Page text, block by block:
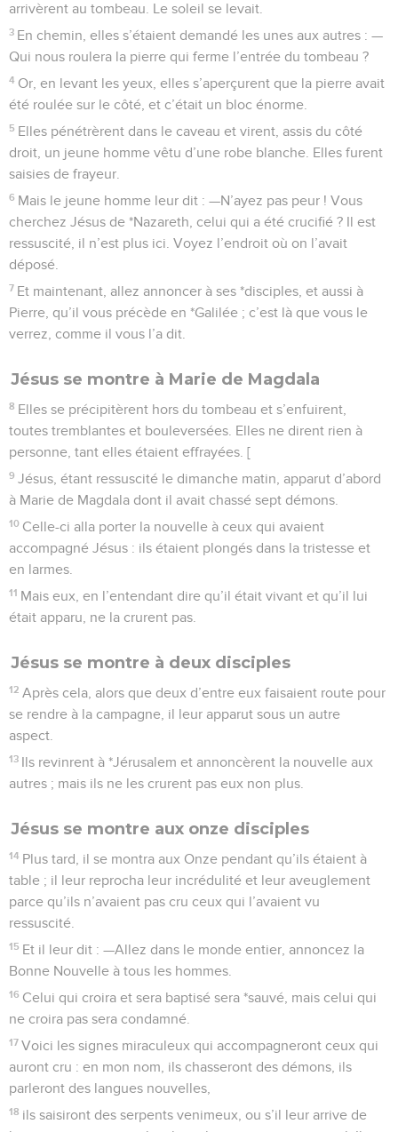
arrivèrent au tombeau. Le soleil se levait.
3 En chemin, elles s’étaient demandé les unes aux autres : —
Qui nous roulera la pierre qui ferme l’entrée du tombeau ?
4 Or, en levant les yeux, elles s’aperçurent que la pierre avait
été roulée sur le côté, et c’était un bloc énorme.
5 Elles pénétrèrent dans le caveau et virent, assis du côté
droit, un jeune homme vêtu d’une robe blanche. Elles furent
saisies de frayeur.
6 Mais le jeune homme leur dit : —N’ayez pas peur ! Vous
cherchez Jésus de *Nazareth, celui qui a été crucifié ? Il est
ressuscité, il n’est plus ici. Voyez l’endroit où on l’avait
déposé.
7 Et maintenant, allez annoncer à ses *disciples, et aussi à
Pierre, qu’il vous précède en *Galilée ; c’est là que vous le
verrez, comme il vous l’a dit.
Jésus se montre à Marie de Magdala
8 Elles se précipitèrent hors du tombeau et s’enfuirent,
toutes tremblantes et bouleversées. Elles ne dirent rien à
personne, tant elles étaient effrayées. [
9 Jésus, étant ressuscité le dimanche matin, apparut d’abord
à Marie de Magdala dont il avait chassé sept démons.
10 Celle-ci alla porter la nouvelle à ceux qui avaient
accompagné Jésus : ils étaient plongés dans la tristesse et
en larmes.
11 Mais eux, en l’entendant dire qu’il était vivant et qu’il lui
était apparu, ne la crurent pas.
Jésus se montre à deux disciples
12 Après cela, alors que deux d’entre eux faisaient route pour
se rendre à la campagne, il leur apparut sous un autre
aspect.
13 Ils revinrent à *Jérusalem et annoncèrent la nouvelle aux
autres ; mais ils ne les crurent pas eux non plus.
Jésus se montre aux onze disciples
14 Plus tard, il se montra aux Onze pendant qu’ils étaient à
table ; il leur reprocha leur incrédulité et leur aveuglement
parce qu’ils n’avaient pas cru ceux qui l’avaient vu
ressuscité.
15 Et il leur dit : —Allez dans le monde entier, annoncez la
Bonne Nouvelle à tous les hommes.
16 Celui qui croira et sera baptisé sera *sauvé, mais celui qui
ne croira pas sera condamné.
17 Voici les signes miraculeux qui accompagneront ceux qui
auront cru : en mon nom, ils chasseront des démons, ils
parleront des langues nouvelles,
18 ils saisiront des serpents venimeux, ou s’il leur arrive de